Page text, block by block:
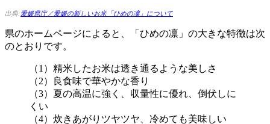
出典:愛媛県庁／愛媛の新しいお米「ひめの凜」について
県のホームページによると、「ひめの凛」の大きな特徴は次
のとおりです。
（1）精米したお米は透き通るような美しさ
（2）良食味で華やかな香り
（3）夏の高温に強く、収量性に優れ、倒伏しに
くい
（4）炊きあがりツヤツヤ、冷めても美味しい